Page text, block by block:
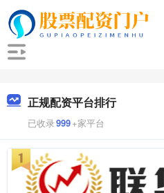
正规配资平台排行
已收录999+家平台